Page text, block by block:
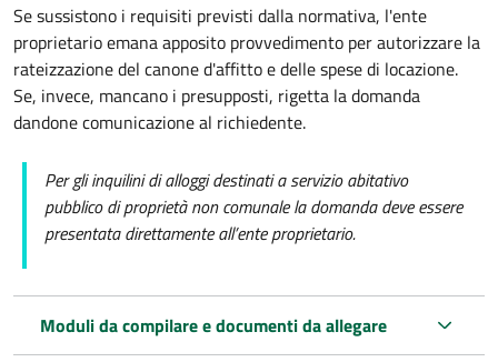
Se sussistono i requisiti previsti dalla normativa, l'ente
proprietario emana apposito provvedimento per autorizzare la
rateizzazione del canone d'affitto e delle spese di locazione.
Se, invece, mancano i presupposti, rigetta la domanda
dandone comunicazione al richiedente.
Per gli inquilini di alloggi destinati a servizio abitativo
pubblico di proprietà non comunale la domanda deve essere
presentata direttamente all’ente proprietario.
Moduli da compilare e documenti da allegare